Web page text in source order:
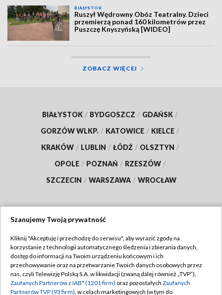
BIAŁYSTOK
Ruszył Wędrowny Obóz Teatralny. Dzieci
przemierzą ponad 160 kilometrów przez
Puszczę Knyszyńską [WIDEO]
ZOBACZ WIĘCEJ
BIAŁYSTOK / BYDGOSZCZ / GDAŃSK /
GORZÓW WLKP. / KATOWICE / KIELCE /
KRAKÓW / LUBLIN / ŁÓDŹ / OLSZTYN /
OPOLE / POZNAŃ / RZESZÓW /
SZCZECIN / WARSZAWA / WROCŁAW
TVP
Abonament TVP
Emisja w TVP
Regulamin TVP
Polityka prywatności
Szanujemy Twoją prywatność
Kliknij "Akceptuję i przechodzę do serwisu", aby wyrazić zgody na
korzystanie z technologii automatycznego śledzenia i zbierania danych,
dostęp do informacji na Twoim urządzeniu końcowym i ich
przechowywanie oraz na przetwarzanie Twoich danych osobowych przez
nas, czyli Telewizję Polską S.A. w likwidacji (zwaną dalej również „TVP”),
Zaufanych Partnerów z IAB* (1201 firm) oraz pozostałych Zaufanych
Partnerów TVP (93 firm), w celach marketingowych (w tym do